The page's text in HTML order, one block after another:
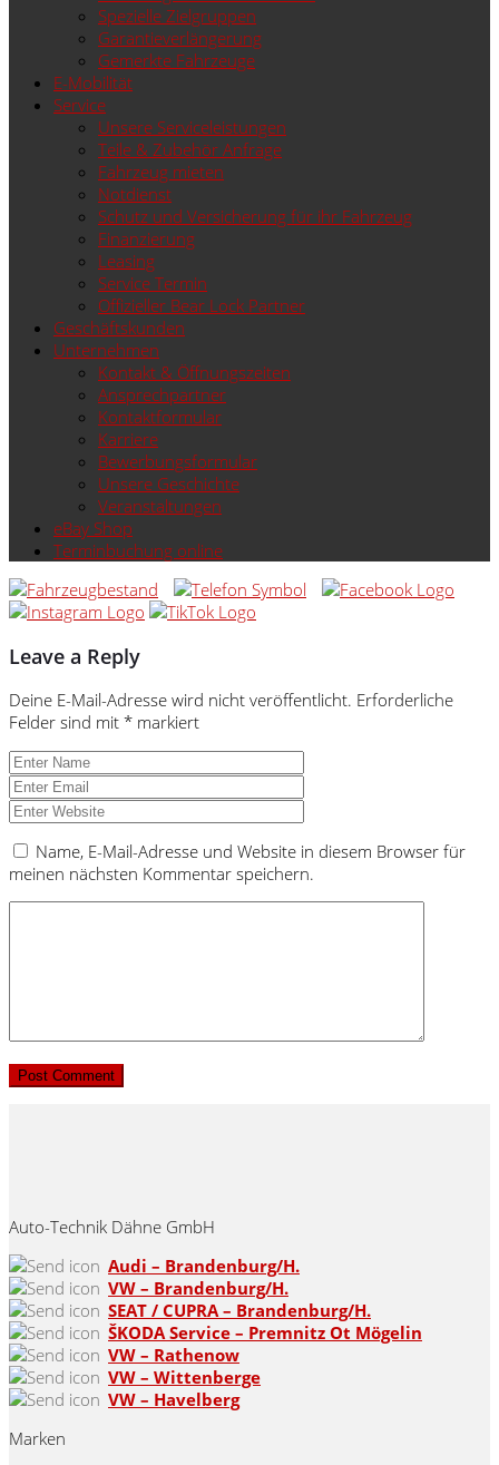
Spezielle Zielgruppen
Garantieverlängerung
Gemerkte Fahrzeuge
E-Mobilität
Service
Unsere Serviceleistungen
Teile & Zubehör Anfrage
Fahrzeug mieten
Notdienst
Schutz und Versicherung für ihr Fahrzeug
Finanzierung
Leasing
Service Termin
Offizieller Bear Lock Partner
Geschäftskunden
Unternehmen
Kontakt & Öffnungszeiten
Ansprechpartner
Kontaktformular
Karriere
Bewerbungsformular
Unsere Geschichte
Veranstaltungen
eBay Shop
Terminbuchung online
Leave a Reply
Deine E-Mail-Adresse wird nicht veröffentlicht. Erforderliche
Felder sind mit * markiert
Name, E-Mail-Adresse und Website in diesem Browser für
meinen nächsten Kommentar speichern.
Auto-Technik Dähne GmbH
Audi – Brandenburg/H.
VW – Brandenburg/H.
SEAT / CUPRA – Brandenburg/H.
ŠKODA Service – Premnitz Ot Mögelin
VW – Rathenow
VW – Wittenberge
VW – Havelberg
Marken